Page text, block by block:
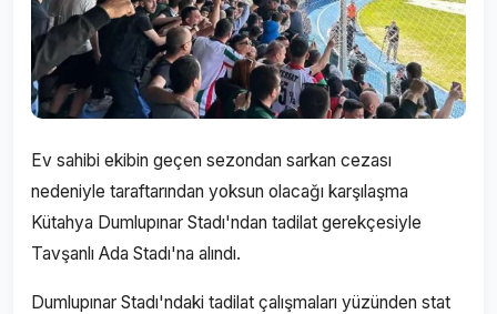
Ev sahibi ekibin geçen sezondan sarkan cezası
nedeniyle taraftarından yoksun olacağı karşılaşma
Kütahya Dumlupınar Stadı'ndan tadilat gerekçesiyle
Tavşanlı Ada Stadı'na alındı.
Dumlupınar Stadı'ndaki tadilat çalışmaları yüzünden stat